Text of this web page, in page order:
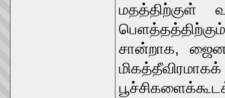
மதத்திற்குள்
சான்றாக,